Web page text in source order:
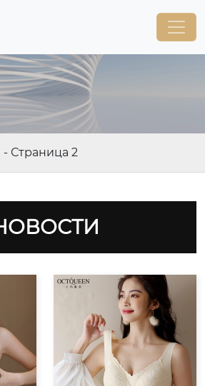
- Страница 2